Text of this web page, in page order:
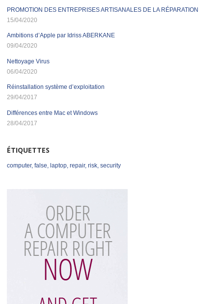
PROMOTION DES ENTREPRISES ARTISANALES DE LA RÉPARATION
15/04/2020
Ambitions d’Apple par Idriss ABERKANE
09/04/2020
Nettoyage Virus
06/04/2020
Réinstallation système d’exploitation
29/04/2017
Différences entre Mac et Windows
28/04/2017
ÉTIQUETTES
computer, false, laptop, repair, risk, security